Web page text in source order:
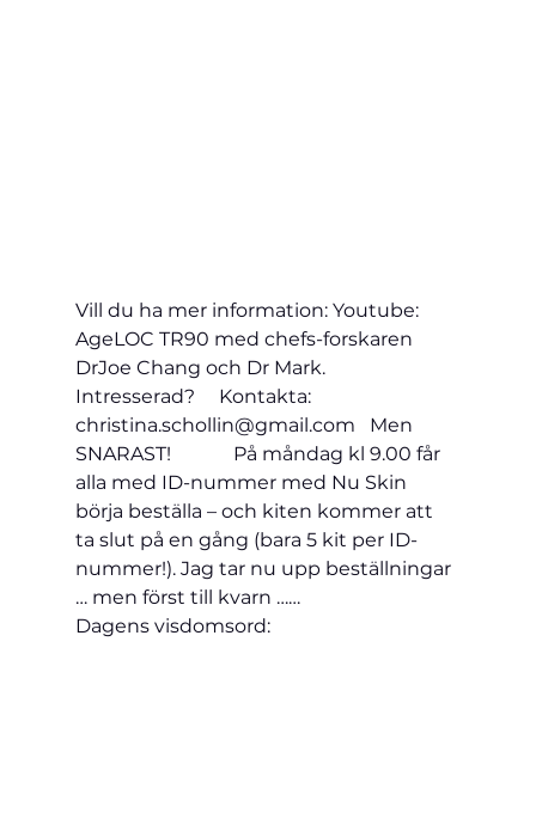
Vill du ha mer information: Youtube:
AgeLOC TR90 med chefs-forskaren
DrJoe Chang och Dr Mark.
Intresserad?     Kontakta:
christina.schollin@gmail.com   Men
SNARAST!             På måndag kl 9.00 får
alla med ID-nummer med Nu Skin
börja beställa – och kiten kommer att
ta slut på en gång (bara 5 kit per ID-
nummer!). Jag tar nu upp beställningar
… men först till kvarn ……
Dagens visdomsord: